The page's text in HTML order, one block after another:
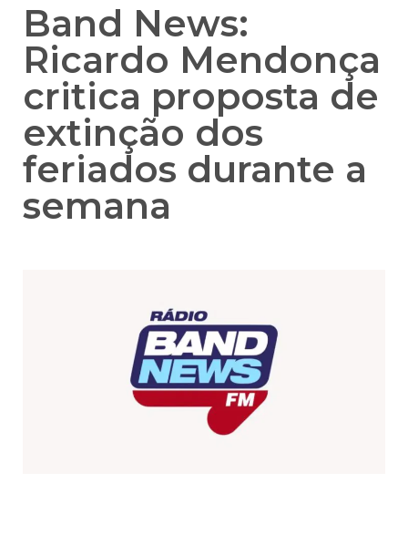
Band News:
Ricardo Mendonça
critica proposta de
extinção dos
feriados durante a
semana